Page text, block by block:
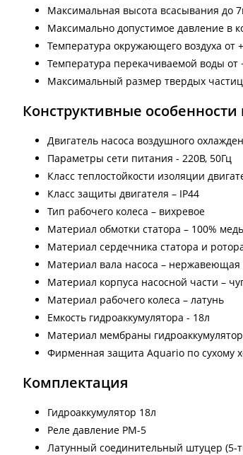
Максимальная высота всасывания до
Максимально допустимое давление в
Температура окружающего воздуха от
Температура перекачиваемой воды от
Максимальный размер твердых
Конструктивные
Двигатель насоса воздушного
Параметры сети питания - 220В, 50Гц
Класс теплостойкости изоляции
Класс защиты двигателя – IP44
Тип рабочего колеса – вихревое
Материал обмотки статора – 100% медь
Материал сердечника статора и
Материал вала насоса – нержавеющая
Материал корпуса насосной части –
Материал рабочего колеса – латунь
Емкость гидроаккумулятора - 18л
Материал мембраны
Фирменная защита Aquario по сухому
Комплектация
Гидроаккумулятор 18л
Реле давление РМ-5
Латунный соединительный штуцер (5-